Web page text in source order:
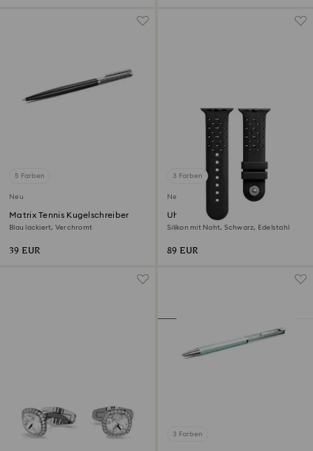
5 Farben
Neu
Matrix Tennis Kugelschreiber
Blau lackiert, Verchromt
39 EUR
3 Farben
Neu
Uhrenarmband
Silikon mit Naht, Schwarz, Edelstahl
89 EUR
3 Farben